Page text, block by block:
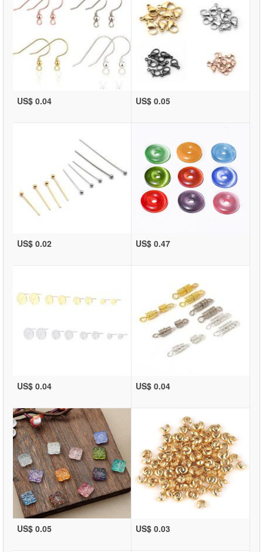
US$ 0.04 US$ 0.05
US$ 0.02 US$ 0.47
US$ 0.04 US$ 0.04
US$ 0.05 US$ 0.03